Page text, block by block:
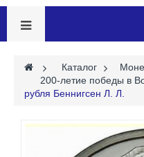
> Каталог >
200-летие победы в
рубля Беннигсен Л. Л.